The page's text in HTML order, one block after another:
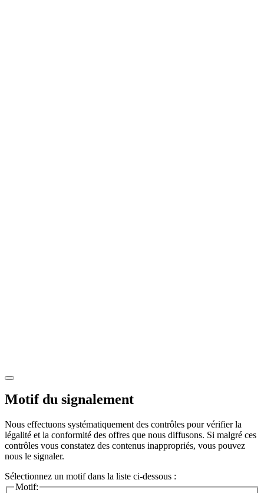
Motif du signalement
Nous effectuons systématiquement des contrôles pour vérifier la
légalité et la conformité des offres que nous diffusons. Si malgré ces
contrôles vous constatez des contenus inappropriés, vous pouvez
nous le signaler.
Sélectionnez un motif dans la liste ci-dessous :
Motif: